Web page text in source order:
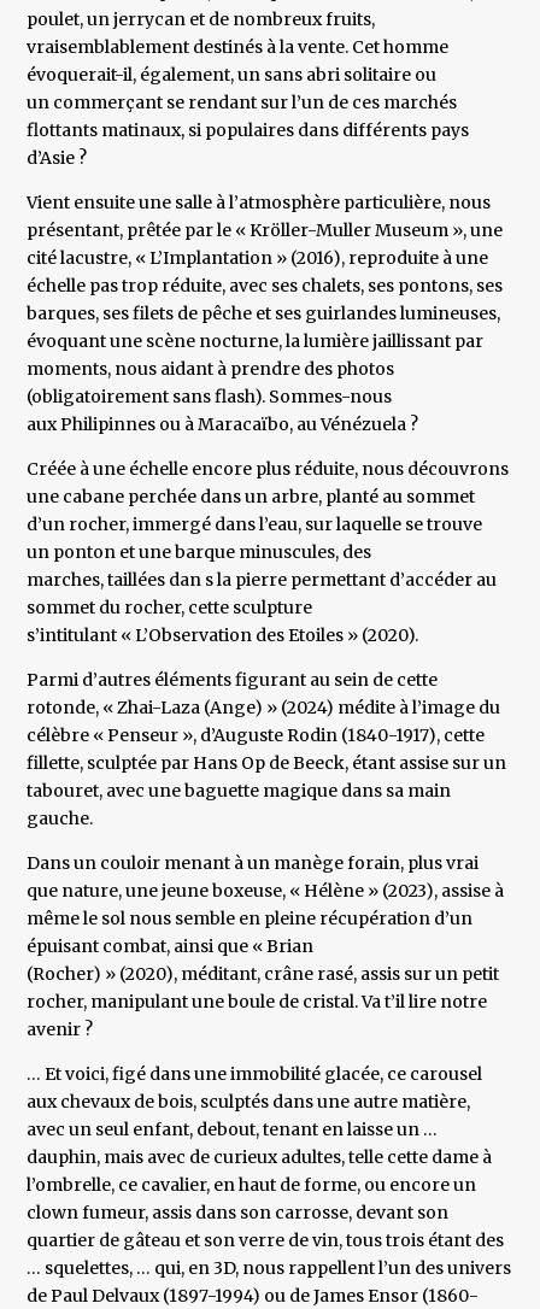
poulet, un jerrycan et de nombreux fruits,
vraisemblablement destinés à la vente. Cet homme
évoquerait-il, également, un sans abri solitaire ou
un commerçant se rendant sur l’un de ces marchés
flottants matinaux, si populaires dans différents pays
d’Asie ?
Vient ensuite une salle à l’atmosphère particulière, nous
présentant, prêtée par le « Kröller-Muller Museum », une
cité lacustre, « L’Implantation » (2016), reproduite à une
échelle pas trop réduite, avec ses chalets, ses pontons, ses
barques, ses filets de pêche et ses guirlandes lumineuses,
évoquant une scène nocturne, la lumière jaillissant par
moments, nous aidant à prendre des photos
(obligatoirement sans flash). Sommes-nous
aux Philipinnes ou à Maracaïbo, au Vénézuela ?
Créée à une échelle encore plus réduite, nous découvrons
une cabane perchée dans un arbre, planté au sommet
d’un rocher, immergé dans l’eau, sur laquelle se trouve
un ponton et une barque minuscules, des
marches, taillées dan s la pierre permettant d’accéder au
sommet du rocher, cette sculpture
s’intitulant « L’Observation des Etoiles » (2020).
Parmi d’autres éléments figurant au sein de cette
rotonde, « Zhai-Laza (Ange) » (2024) médite à l’image du
célèbre « Penseur », d’Auguste Rodin (1840-1917), cette
fillette, sculptée par Hans Op de Beeck, étant assise sur un
tabouret, avec une baguette magique dans sa main
gauche.
Dans un couloir menant à un manège forain, plus vrai
que nature, une jeune boxeuse, « Hélène » (2023), assise à
même le sol nous semble en pleine récupération d’un
épuisant combat, ainsi que « Brian
(Rocher) » (2020), méditant, crâne rasé, assis sur un petit
rocher, manipulant une boule de cristal. Va t’il lire notre
avenir ?
… Et voici, figé dans une immobilité glacée, ce carousel
aux chevaux de bois, sculptés dans une autre matière,
avec un seul enfant, debout, tenant en laisse un …
dauphin, mais avec de curieux adultes, telle cette dame à
l’ombrelle, ce cavalier, en haut de forme, ou encore un
clown fumeur, assis dans son carrosse, devant son
quartier de gâteau et son verre de vin, tous trois étant des
… squelettes, … qui, en 3D, nous rappellent l’un des univers
de Paul Delvaux (1897-1994) ou de James Ensor (1860-